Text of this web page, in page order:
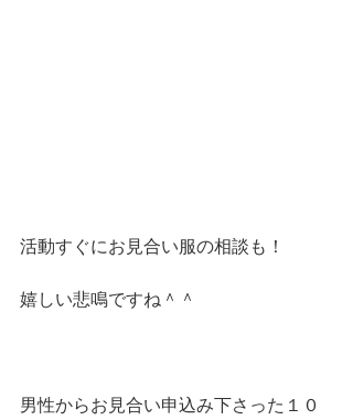
活動すぐにお見合い服の相談も！
嬉しい悲鳴ですね＾＾
男性からお見合い申込み下さった１０